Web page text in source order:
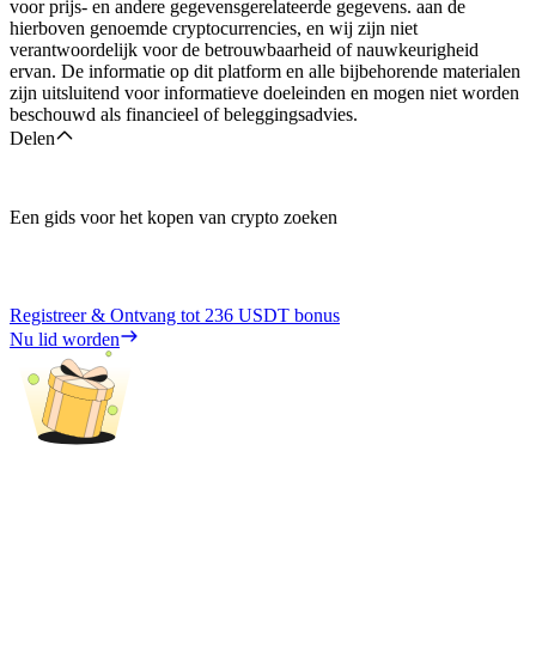
voor prijs- en andere gegevensgerelateerde gegevens. aan de
hierboven genoemde cryptocurrencies, en wij zijn niet
verantwoordelijk voor de betrouwbaarheid of nauwkeurigheid
ervan. De informatie op dit platform en alle bijbehorende materialen
zijn uitsluitend voor informatieve doeleinden en mogen niet worden
beschouwd als financieel of beleggingsadvies.
Delen
Een gids voor het kopen van crypto zoeken
Registreer & Ontvang tot 236 USDT bonus
Nu lid worden